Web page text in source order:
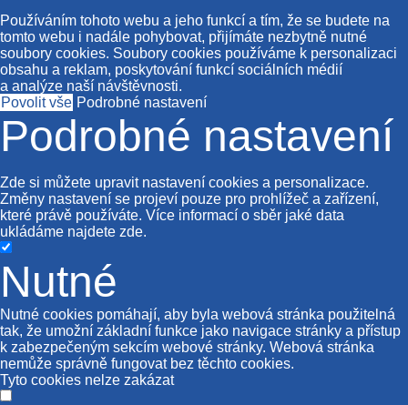
Používáním tohoto webu a jeho funkcí a tím, že se budete na
tomto webu i nadále pohybovat, přijímáte nezbytně nutné
soubory cookies. Soubory cookies používáme k personalizaci
obsahu a reklam, poskytování funkcí sociálních médií
a analýze naší návštěvnosti.
Povolit vše Podrobné nastavení
Podrobné nastavení
Zde si můžete upravit nastavení cookies a personalizace.
Změny nastavení se projeví pouze pro prohlížeč a zařízení,
které právě používáte. Více informací o sběr jaké data
ukládáme najdete zde.
Nutné
Nutné cookies pomáhají, aby byla webová stránka použitelná
tak, že umožní základní funkce jako navigace stránky a přístup
k zabezpečeným sekcím webové stránky. Webová stránka
nemůže správně fungovat bez těchto cookies.
Tyto cookies nelze zakázat